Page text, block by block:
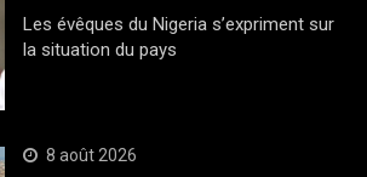
Les évêques du Nigeria s’expriment sur
la situation du pays
8 août 2026